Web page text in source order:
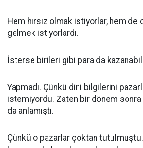
Hem hırsız olmak istiyorlar, hem de
gelmek istiyorlardı.
İsterse birileri gibi para da
Yapmadı. Çünkü dini bilgilerini
istemiyordu. Zaten bir dönem sonra
da anlamıştı.
Çünkü o pazarlar çoktan